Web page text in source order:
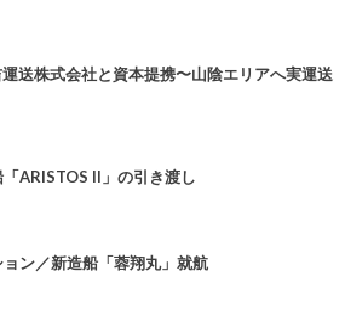
送株式会社と資本提携〜山陰エリアへ実運送
ARISTOS II」の引き渡し
ン／新造船「蓉翔丸」就航